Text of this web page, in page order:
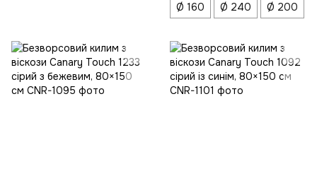
Ø 160
Ø 240 Ø 200